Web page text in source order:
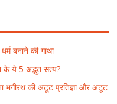
बनाने की गाथा
के ये 5 अद्भुत सत्य?
भगीरथ की अटूट प्रतिज्ञा और अटूट